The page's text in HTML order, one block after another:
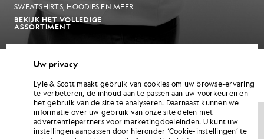
SWEATSHIRTS, HOODIES EN MEER
BEKIJK HET VOLLEDIGE
ASSORTIMENT
HEREN-T-SHIRTS
NIEUW BINNEN NIEUW BINNEN
Uw privacy
Lyle & Scott maakt gebruik van cookies om uw browse-ervaring
te verbeteren, de inhoud aan te passen aan uw voorkeuren en
het gebruik van de site te analyseren. Daarnaast kunnen we
informatie over uw gebruik van onze site delen met
advertentiepartners voor marketingdoeleinden. U kunt uw
instellingen aanpassen door hieronder ‘Cookie-instellingen’ te